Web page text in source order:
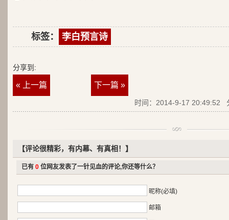
标签： 李白预言诗
分享到:
« 上一篇 下一篇 »
时间：2014-9-17 20:49:52
【评论很精彩，有内幕、有真相！】
已有 0位网友发表了一针见血的评论,你还等什么？
昵称(必填)
邮箱